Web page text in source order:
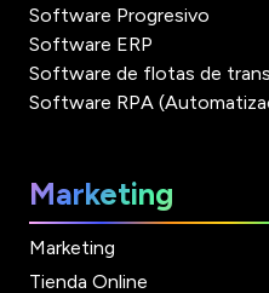
Software Progresivo
Software ERP
Software de flotas de
Software RPA
Marketing
Marketing
Tienda Online